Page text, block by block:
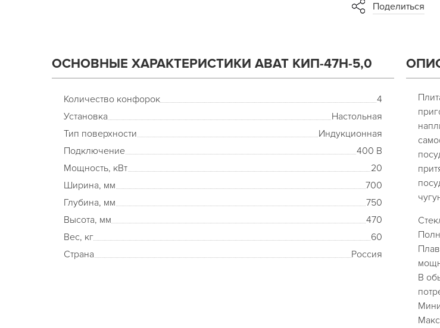
Поделиться
ОСНОВНЫЕ ХАРАКТЕРИСТИКИ ABAT КИП-47Н-5,0
Количество конфорок
4
Установка
Настольная
Тип поверхности
Индукционная
Подключение
400 В
Мощность, кВт
20
Ширина, мм
700
Глубина, мм
750
Высота, мм
470
Вес, кг
60
Страна
Россия
В